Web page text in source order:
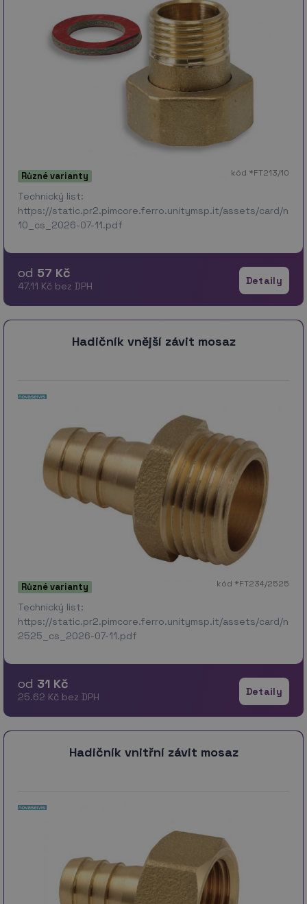
kód *FT213/10
Různé varianty
Technický list:
https://static.pr2.pimcore.ferro.unitymsp.it/assets/card/
10_cs_2026-07-11.pdf
Detaily
od 57 Kč
47.11 Kč bez DPH
Hadičník vnější závit mosaz
kód *FT234/2525
Různé varianty
Technický list:
https://static.pr2.pimcore.ferro.unitymsp.it/assets/card/
2525_cs_2026-07-11.pdf
Detaily
od 31 Kč
25.62 Kč bez DPH
Hadičník vnitřní závit mosaz